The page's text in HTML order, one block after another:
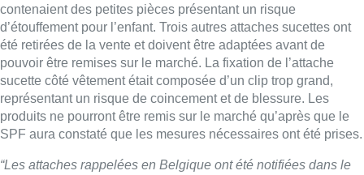
contenaient des petites pièces présentant un risque
d’étouffement pour l’enfant. Trois autres attaches sucettes ont
été retirées de la vente et doivent être adaptées avant de
pouvoir être remises sur le marché. La fixation de l’attache
sucette côté vêtement était composée d’un clip trop grand,
représentant un risque de coincement et de blessure. Les
produits ne pourront être remis sur le marché qu’après que le
SPF aura constaté que les mesures nécessaires ont été prises.
“Les attaches rappelées en Belgique ont été notifiées dans le